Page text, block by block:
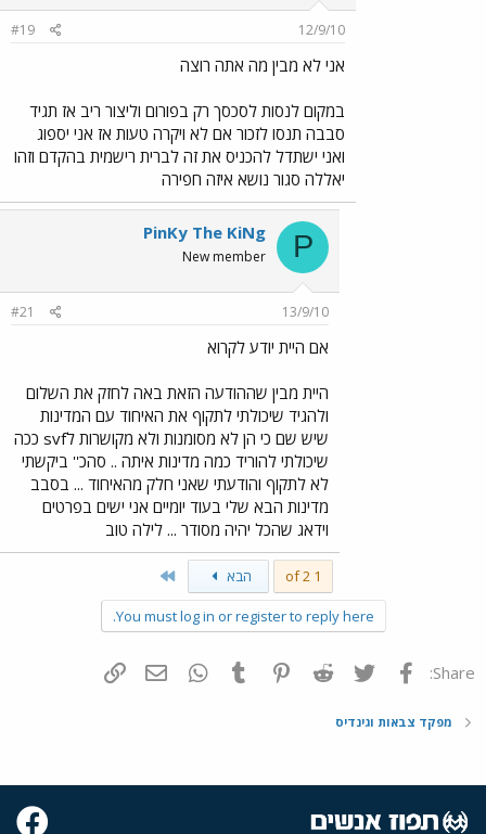
12/9/10
#19
אני לא מבין מה אתה רוצה
במקום לנסות לסכסך רק בפורום וליצור ריב אז תגיד
סבבה תנסו לזכור אם לא ויקרה טעות אז אני יספוג
ואני ישתדל להכניס את זה לברית רישמית בהקדם וזהו
יאללה סגור נושא איזה חפירה
P
PinKy The KiNg
New member
13/9/10
#21
אם היית יודע לקרוא
היית מבין שההודעה הזאת באה לחזק את השלום
ולהגיד שיכולתי לתקוף את האיחוד עם המדינות
שיש שם כי הן לא מסומנות ולא מקושרות לsvf ככה
שיכולתי להוריד כמה מדינות איתה .. סהכ'' ביקשתי
לא לתקוף והודעתי שאני חלק מהאיחוד ... בסבב
מדינות הבא שלי בעוד יומיים אני ישים בפרטים
וידאג שהכל יהיה מסודר ... לילה טוב
1 of 2 הבא
You must log in or register to reply here.
Share: פייסבוק Twitter
Reddit
Pinterest
Tumblr
WhatsAppדואר אלקטרוני
מפקד צבאות וגינדיס